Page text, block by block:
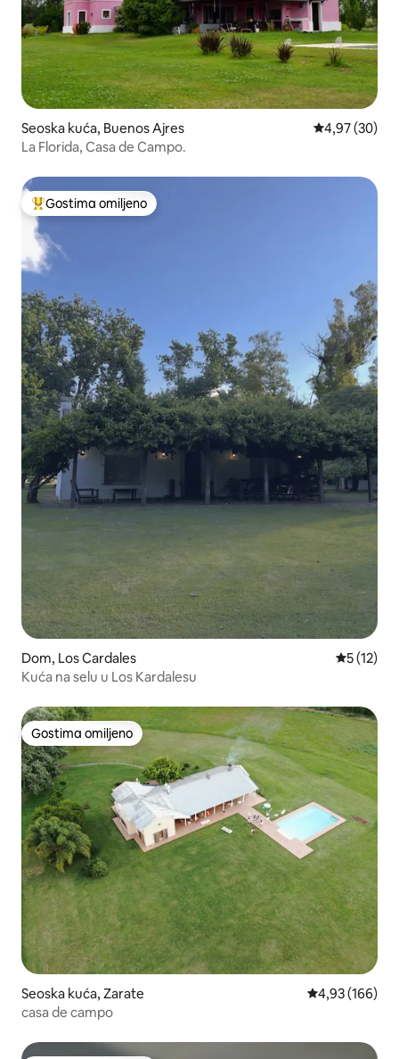
Seoska kuća, Buenos Ajres Prosečna
4,97 (30)
La Florida, Casa de Campo.
Najuspešniji među gostima omiljenim
Gostima omiljeno
Dom, Los Cardales Prosečna
5 (12)
Kuća na selu u Los Kardalesu
Gostima omiljeno
Gostima omiljeno
Seoska kuća, Zarate Prosečna
4,93 (166)
casa de campo